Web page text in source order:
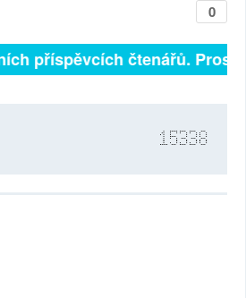
0
příspěvcích čtenářů.
15338